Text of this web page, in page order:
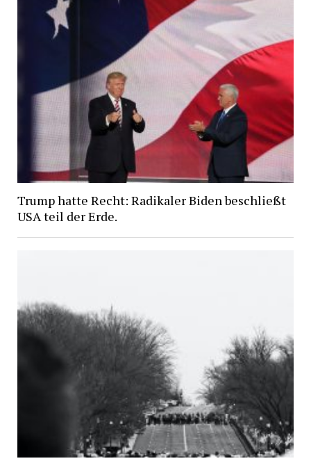
Trump hatte Recht: Radikaler Biden beschließt
USA teil der Erde.